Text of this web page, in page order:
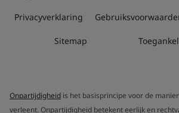
Privacyverklaring
Sitemap
Onpartijdigheid is het basisprincipe voor de
verleent. Onpartijdigheid betekent eerlijk en